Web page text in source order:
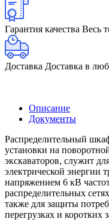
Гарантия качества Весь
Доставка Доставка в
Описание
Документы
Распределительный
установки на
экскаваторов, служит
электрической энергии
напряжением 6 кВ
распределительных
также для защиты
перегрузках и коротких